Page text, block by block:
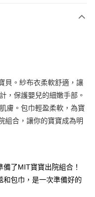
貝。紗布衣柔軟舒適，讓
，保護嬰兒的細嫩手部。
膚。包巾輕盈柔軟，為寶
組合，讓你的寶寶成為明
了MIT寶寶出院組合！
和包巾，是一次準備好的